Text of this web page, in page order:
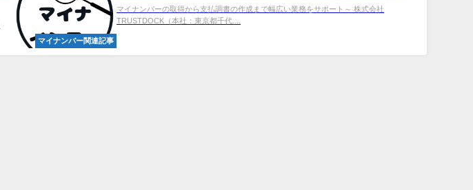
マイナンバー関連記事
マイナンバーの取得から支払調書の作成まで幅広い業務をサポート～ 株式会社
TRUSTDOCK（本社：東京都千代....